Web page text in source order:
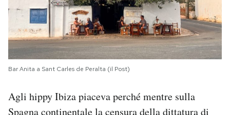
Bar Anita a Sant Carles de Peralta (il Post)
Agli hippy Ibiza piaceva perché mentre sulla
Spagna continentale la censura della dittatura di